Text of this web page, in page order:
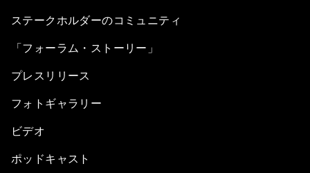
ステークホルダーのコミュニティ
「フォーラム・ストーリー」
プレスリリース
フォトギャラリー
ビデオ
ポッドキャスト